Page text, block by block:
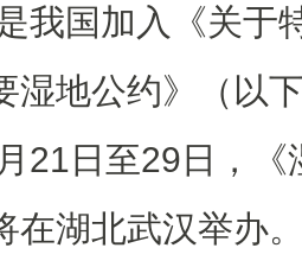
我国加入《关于
湿地公约》（以
21日至29日，《
在湖北武汉举办